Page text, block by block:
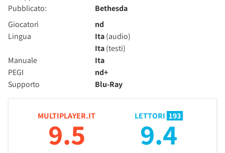
Pubblicato:
Bethesda
Giocatori
nd
Lingua
Ita(audio)
Ita(testi)
Manuale
Ita
PEGI
nd+
Supporto
Blu-Ray
MULTIPLAYER.IT
9.5
LETTORI 193
9.4